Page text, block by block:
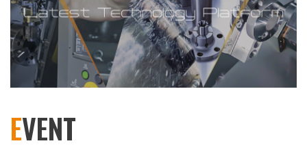
EVENT